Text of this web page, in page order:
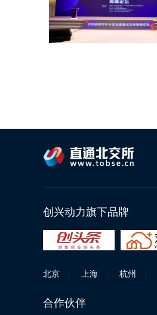
创兴动力旗下品牌
北京 | 上海 | 杭州 |
合作伙伴